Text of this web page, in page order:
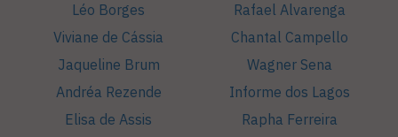
Léo Borges
Viviane de Cássia
Jaqueline Brum
Andréa Rezende
Elisa de Assis
Rafael Alvarenga
Chantal Campello
Wagner Sena
Informe dos Lagos
Rapha Ferreira